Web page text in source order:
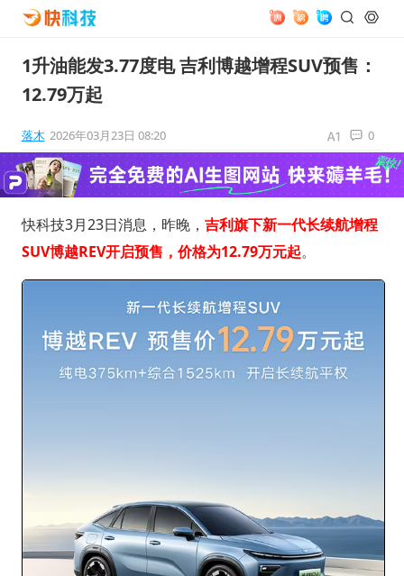
1升油能发3.77度电 吉利博越增程SUV预售：
12.79万起
落木 2026年03月23日 08:20 0
快科技3月23日消息，昨晚， 吉利旗下新一代长续航增程
SUV博越REV开启预售，价格为12.79万元起。